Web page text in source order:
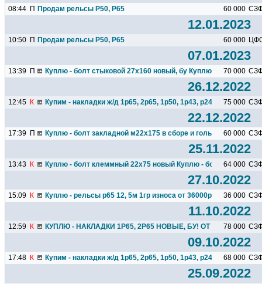
08:44 П Продам рельсы Р50, Р65 60 000
12.01.2023
10:50 П Продам рельсы Р50, Р65 60 000
07.01.2023
13:39 П Куплю - болт стыковой 27х160 новый, бу Куплю - клемму ПК...
70 000
26.12.2022
12:45 К Купим - накладки ж/д 1р65, 2р65, 1р50, 1р43, р24 от 75000р
75 000
22.12.2022
17:39 П Куплю - болт закладной м22х175 в сборе и голый по 60000р
60 000
25.11.2022
13:43 К Куплю - болт клеммный 22х75 новый Куплю - болт 64 000
27.10.2022
15:09 К Куплю - рельсы р65 12, 5м 1гр износа от 36000р тн Куплю ...
36 000
11.10.2022
12:59 К КУПЛЮ - НАКЛАДКИ 1Р65, 2Р65 НОВЫЕ, БУ! ОТ 0, 1ТН!78 000
09.10.2022
17:48 К Купим - накладки ж/д 1р65, 2р65, 1р50, 1р43, р24 от 75000р
68 000
25.09.2022